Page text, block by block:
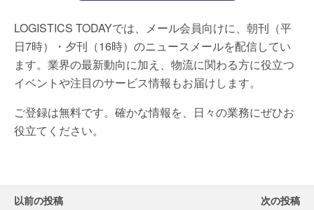
LOGISTICS TODAYでは、メール会員向けに、朝刊（平
日7時）・夕刊（16時）のニュースメールを配信してい
ます。業界の最新動向に加え、物流に関わる方に役立つ
イベントや注目のサービス情報もお届けします。
ご登録は無料です。確かな情報を、日々の業務にぜひお
役立てください。
以前の投稿 次の投稿